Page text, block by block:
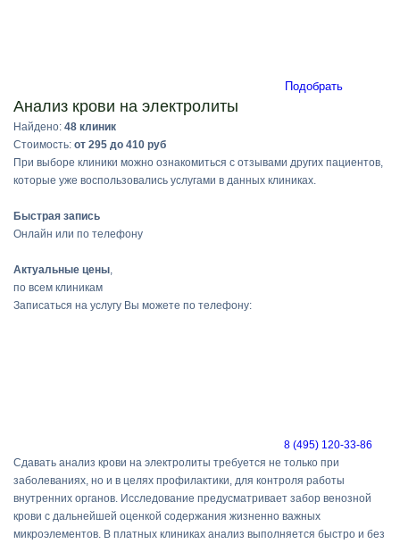
Подобрать
Анализ крови на электролиты
Найдено: 48 клиник
Стоимость: от 295 до 410 руб
При выборе клиники можно ознакомиться с отзывами других пациентов,
которые уже воспользовались услугами в данных клиниках.
Быстрая запись
Онлайн или по телефону
Актуальные цены,
по всем клиникам
Записаться на услугу Вы можете по телефону:
8 (495) 120-33-86
Сдавать анализ крови на электролиты требуется не только при
заболеваниях, но и в целях профилактики, для контроля работы
внутренних органов. Исследование предусматривает забор венозной
крови с дальнейшей оценкой содержания жизненно важных
микроэлементов. В платных клиниках анализ выполняется быстро и без